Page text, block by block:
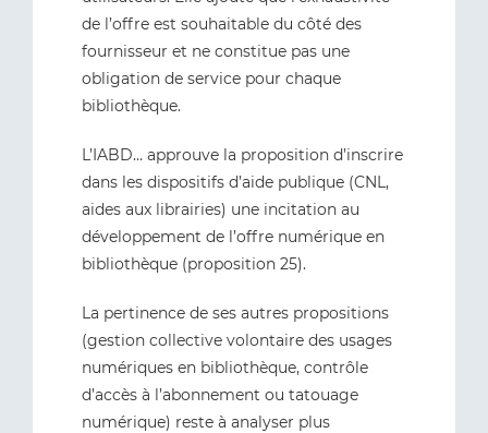
de l’offre est souhaitable du côté des
fournisseur et ne constitue pas une
obligation de service pour chaque
bibliothèque.
L’IABD… approuve la proposition d’inscrire
dans les dispositifs d’aide publique (CNL,
aides aux librairies) une incitation au
développement de l’offre numérique en
bibliothèque (proposition 25).
La pertinence de ses autres propositions
(gestion collective volontaire des usages
numériques en bibliothèque, contrôle
d’accès à l’abonnement ou tatouage
numérique) reste à analyser plus